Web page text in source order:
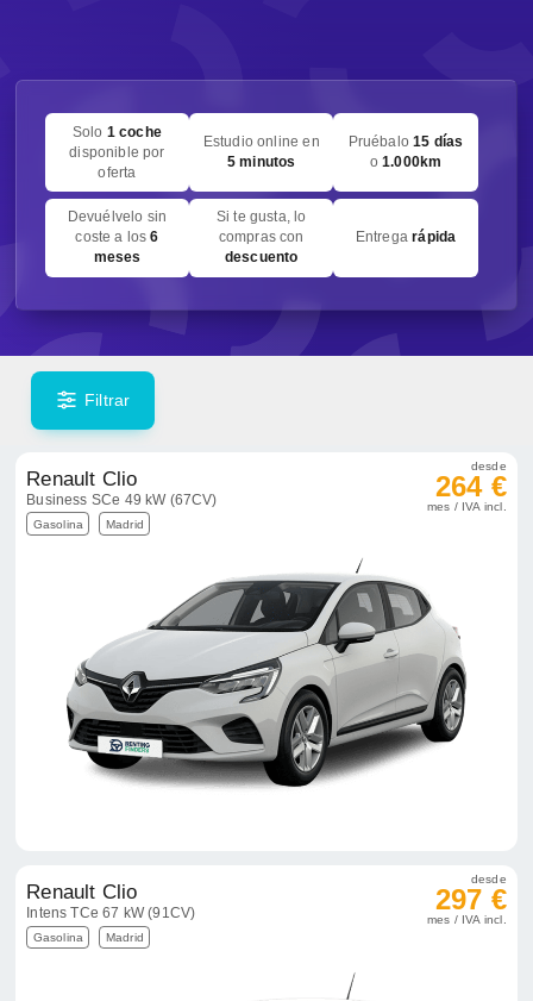
Solo 1 coche
disponible por
oferta
Estudio online en
5 minutos
Pruébalo15 días
o1.000km
Devuélvelo sin
coste a los6
meses
Si te gusta, lo
compras con
descuento
Entregarápida
Filtrar
Renault Clio
Business SCe 49 kW (67CV)
Gasolina Madrid
desde
264 €
mes / IVA incl.
Renault Clio
Intens TCe 67 kW (91CV)
Gasolina Madrid
desde
297 €
mes / IVA incl.